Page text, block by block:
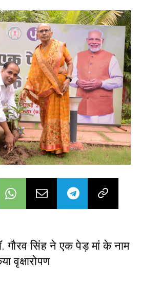
गौरव सिंह ने एक पेड़ मां के नाम
वृक्षारोपण